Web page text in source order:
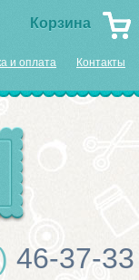
Корзина
и оплата Контакты
46-37-33